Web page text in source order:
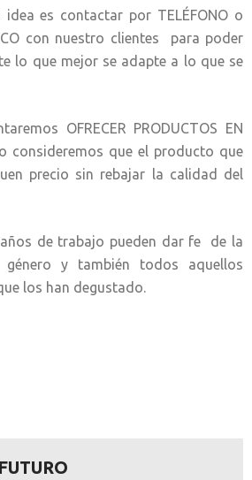
contactar por TELÉFONO o
con nuestro clientes para poder
lo que mejor se adapte a lo que se
PRODUCTOS EN
consideremos que el producto que
precio sin rebajar la calidad del
trabajo pueden dar fe de la
y también todos aquellos
los han degustado.